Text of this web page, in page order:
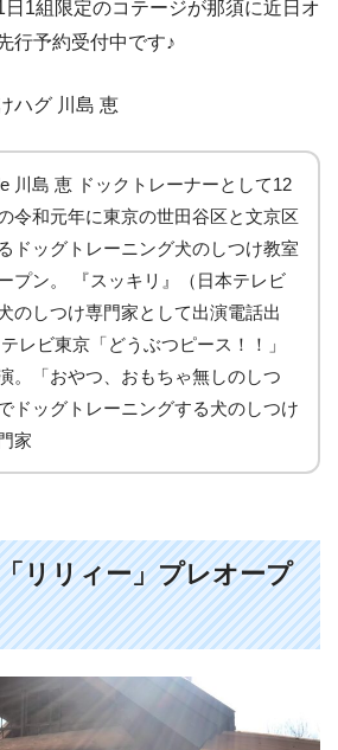
1組限定のコテージが那須に近日オ
行予約受付中です♪
ハグ 川島 恵
川島 恵 ドックトレーナーとして12
令和元年に東京の世田谷区と文京区
ドッグトレーニング犬のしつけ教室
プン。 『スッキリ』（日本テレビ
のしつけ専門家として出演電話出
レビ東京「どうぶつピース！！」
。「おやつ、おもちゃ無しのしつ
ドッグトレーニングする犬のしつけ
家
リリィー」プレオープ